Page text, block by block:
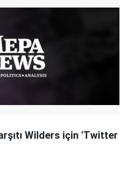
Wilders için 'Twitter